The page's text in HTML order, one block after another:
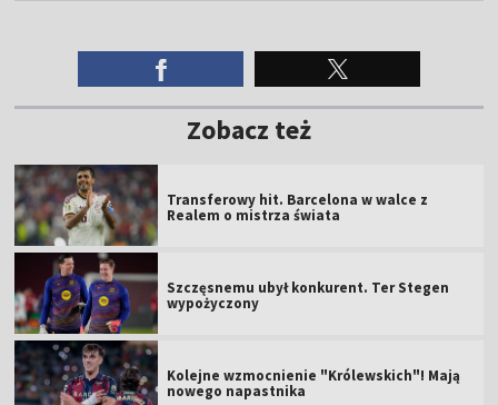
Zobacz też
Transferowy hit. Barcelona w walce z
Realem o mistrza świata
Szczęsnemu ubył konkurent. Ter Stegen
wypożyczony
Kolejne wzmocnienie "Królewskich"! Mają
nowego napastnika